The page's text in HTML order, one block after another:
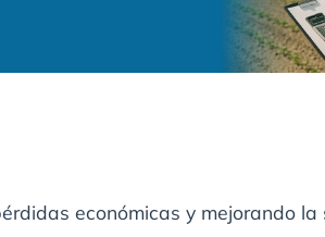
económicas y mejorando